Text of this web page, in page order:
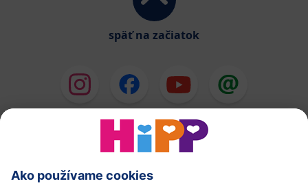
späť na začiatok
HiPP Mlieka
HiPP Príkrmy